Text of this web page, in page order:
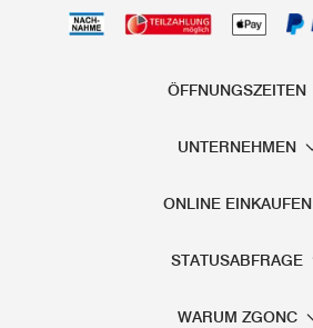
ÖFFNUNGSZEITEN
UNTERNEHMEN
ONLINE EINKAUFEN
STATUSABFRAGE
WARUM ZGONC